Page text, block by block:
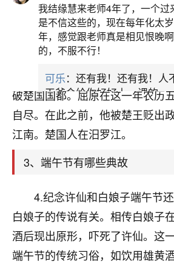
一、纪念屈原有关屈原的记
记·屈原贾生列传》中。据闻一
午节联系起来的说法，是南朝梁
记》中首次提出的。公元前278
破楚国国都。屈原在这一年农历
自尽。在此之前，他被楚王贬出
江南。楚国人在汨罗江。
3、端午节有哪些典故
4.纪念许仙和白娘子端午节
白娘子的传说有关。相传白娘子
酒后现出原形，吓死了许仙。这
端午节的传统习俗，如饮用雄黄
我结缘慧来老师4年了，一个过
是不信这些的，现在每年化太
年，感觉跟老师真是相见恨晚
的，不服不行！
可乐：还有我！还有我！人
天爷会给你好好上一课的。
哪样不服都不行！
平安是福：我也是每年找老
卦，认识老师3年了，都是缘
17分钟前 来自湖北
心若莲花
我是做餐饮的，这两年，生意屡
一家，要么生意不好，生意好的
家底快败光了，真是倒霉！我也
回事？